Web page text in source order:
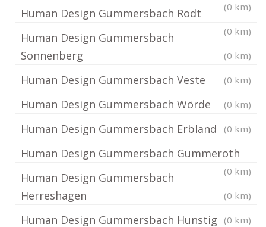
(0 km)
Human Design Gummersbach Rodt
(0 km)
Human Design Gummersbach
Sonnenberg
(0 km)
Human Design Gummersbach Veste (0 km)
Human Design Gummersbach Wörde (0 km)
Human Design Gummersbach Erbland (0 km)
Human Design Gummersbach Gummeroth
(0 km)
Human Design Gummersbach
Herreshagen
(0 km)
Human Design Gummersbach Hunstig (0 km)